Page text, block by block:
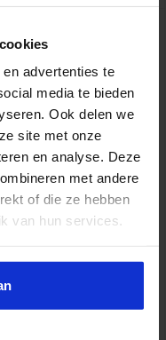
advertenties te
media te bieden
Ook delen we
site met onze
en analyse. Deze
met andere
of die ze hebben
van hun services.
en veiligheid Veiligheid
zich af van de